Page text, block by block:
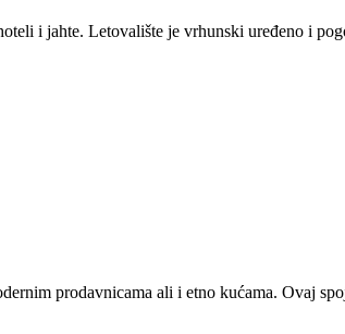
i jahte. Letovalište je vrhunski uređeno i
prodavnicama ali i etno kućama. Ovaj